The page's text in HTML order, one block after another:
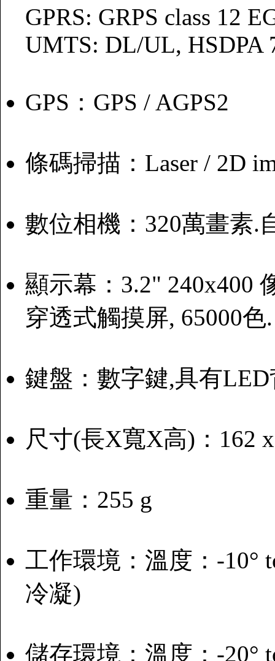
GPRS: GRPS class 12
UMTS: DL/UL, HSDPA
GPS：GPS / AGPS2
條碼掃描：Laser / 2D
數位相機：320萬畫素.
顯示幕：3.2" 240x400
穿透式觸摸屏, 65000色.
鍵盤：數字鍵,具有
尺寸(長X寬X高)：162
重量：255 g
工作環境：溫度：-10°
冷凝)
儲存環境：溫度：-20°